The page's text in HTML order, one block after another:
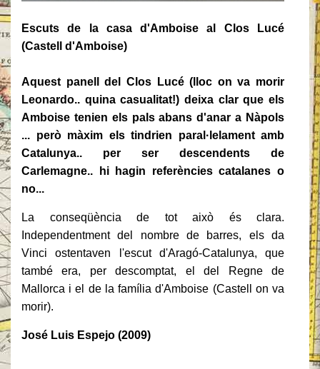
Escuts de la casa d'Amboise a l Clos Lucé
(Castell d'Amboise)
Aquest panell del Clos Lucé (lloc on va morir
Leonardo.. quina casualitat!) deixa clar que els
Amboise tenien els pals abans d'anar a Nàpols
... però màxim els tindrien paral·lelament amb
Catalunya.. per ser descendents de
Carlemagne.. hi hagin referències catalanes o
no...
La conseqüència de tot això és clara.
Independentment del nombre de barres, els da
Vinci ostentaven l'escut d'Aragó-Catalunya, que
també era, per descomptat, el del Regne de
Mallorca i el de la família d'Amboise (Castell on va
morir).
José Luis Espejo (2009)